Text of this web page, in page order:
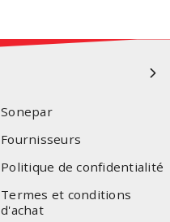
Sonepar
Fournisseurs
Politique de confidentialité
Termes et conditions
d'achat